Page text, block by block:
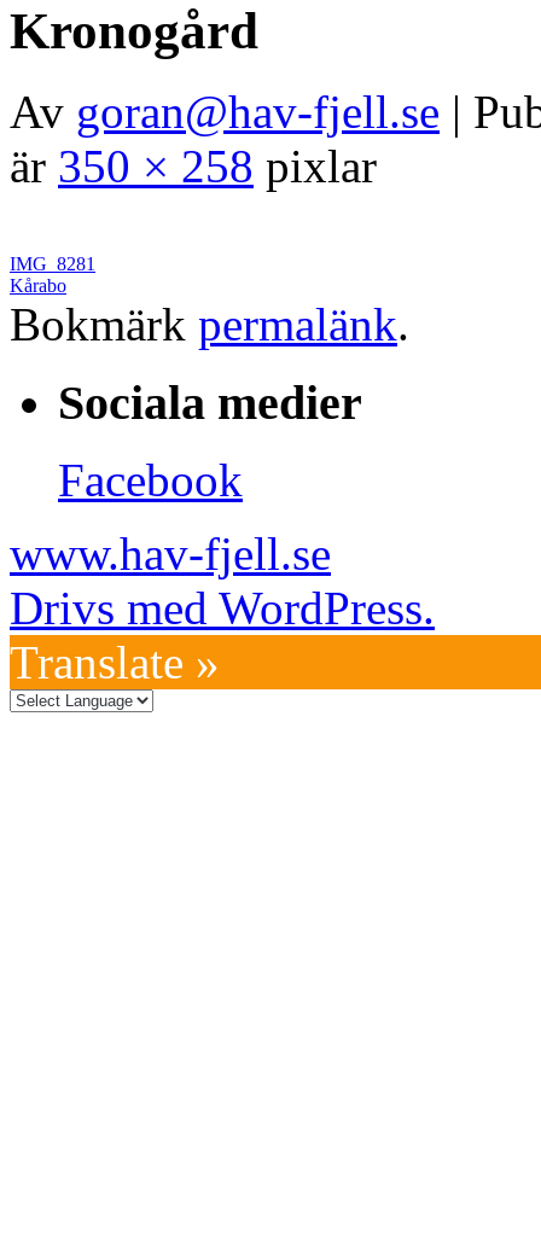
Kronogård
Av goran@hav-fjell.se |
är 350 × 258 pixlar
IMG_8281
Kårabo
Bokmärk permalänk.
Sociala medier
Facebook
www.hav-fjell.se
Drivs med WordPress.
Translate »